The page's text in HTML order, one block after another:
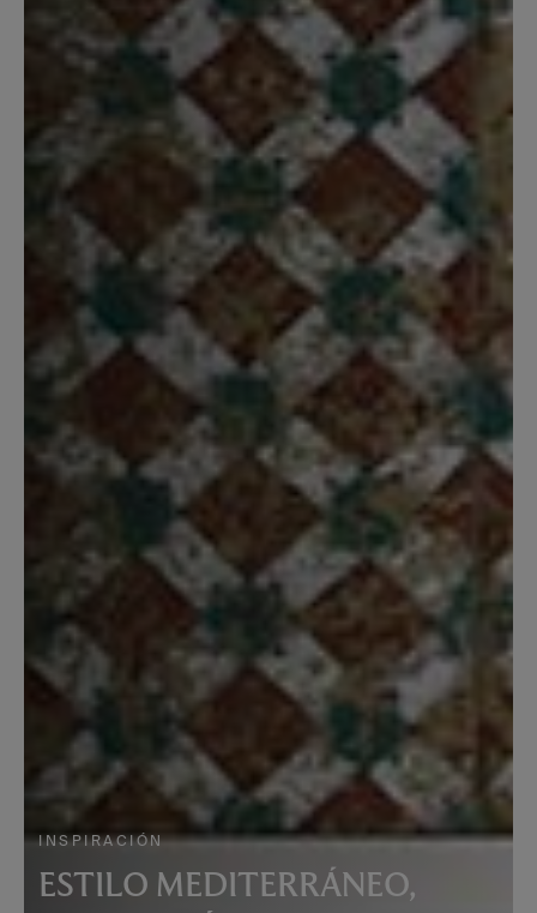
INSPIRACIÓN
ESTILO MEDITERRÁNEO,